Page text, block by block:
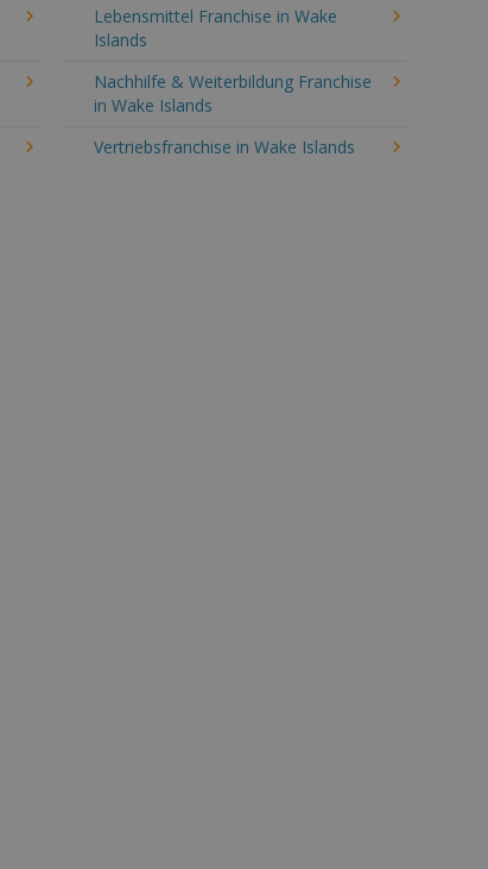
Lebensmittel Franchise in Wake
Islands
Nachhilfe & Weiterbildung Franchise
in Wake Islands
Vertriebsfranchise in Wake Islands